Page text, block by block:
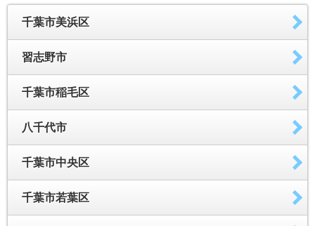
千葉市美浜区
習志野市
千葉市稲毛区
八千代市
千葉市中央区
千葉市若葉区